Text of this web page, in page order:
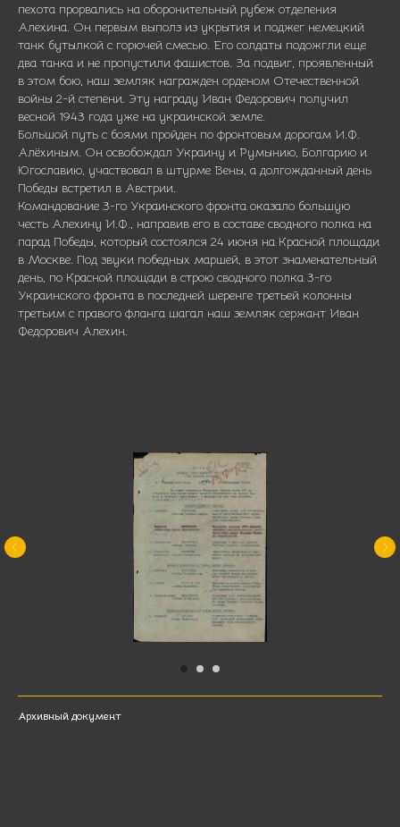
пехота прорвались на оборонительный рубеж отделения
Алехина. Он первым выполз из укрытия и поджег немецкий
танк бутылкой с горючей смесью. Его солдаты подожгли еще
два танка и не пропустили фашистов. За подвиг, проявленный
в этом бою, наш земляк награжден орденом Отечественной
войны 2-й степени. Эту награду Иван Федорович получил
весной 1943 года уже на украинской земле.
Большой путь с боями пройден по фронтовым дорогам И.Ф.
Алёхиным. Он освобождал Украину и Румынию, Болгарию и
Югославию, участвовал в штурме Вены, а долгожданный день
Победы встретил в Австрии.
Командование 3-го Украинского фронта оказало большую
честь Алехину И.Ф., направив его в составе сводного полка на
парад Победы, который состоялся 24 июня на Красной площади
в Москве. Под звуки победных маршей, в этот знаменательный
день, по Красной площади в строю сводного полка 3-го
Украинского фронта в последней шеренге третьей колонны
третьим с правого фланга шагал наш земляк сержант Иван
Федорович Алехин.
Архивный документ